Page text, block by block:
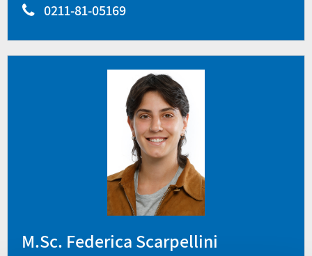
0211-81-05169
M.Sc. Federica Scarpellini